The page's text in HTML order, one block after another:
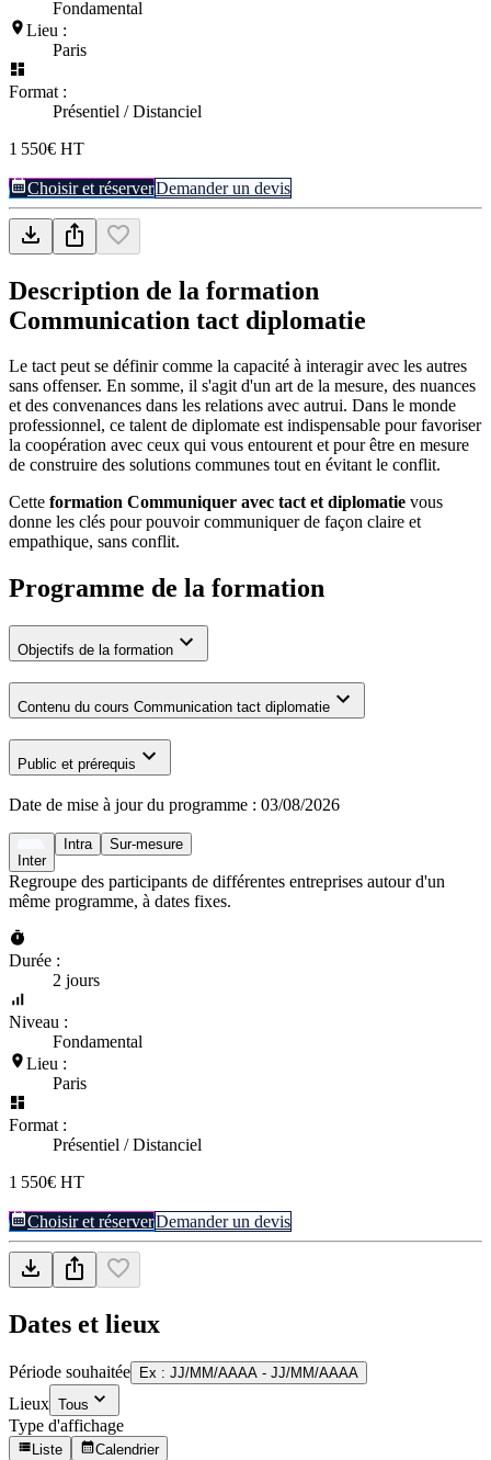
Fondamental
Lieu :
Paris
Format :
Présentiel / Distanciel
1 550€ HT
Choisir et réserverDemander un devis
Description de la formation
Communication tact diplomatie
Le tact peut se définir comme la capacité à interagir avec les autres
sans offenser. En somme, il s'agit d'un art de la mesure, des nuances
et des convenances dans les relations avec autrui. Dans le monde
professionnel, ce talent de diplomate est indispensable pour favoriser
la coopération avec ceux qui vous entourent et pour être en mesure
de construire des solutions communes tout en évitant le conflit.
Cette formation Communiquer avec tact et diplomatie vous
donne les clés pour pouvoir communiquer de façon claire et
empathique, sans conflit.
Programme de la formation
Objectifs de la formation
Contenu du cours Communication tact diplomatie
Public et prérequis
Date de mise à jour du programme : 03/08/2026
Inter
Intra Sur-mesure
Regroupe des participants de différentes entreprises autour d'un
même programme, à dates fixes.
Durée :
2 jours
Niveau :
Fondamental
Lieu :
Paris
Format :
Présentiel / Distanciel
1 550€ HT
Choisir et réserverDemander un devis
Dates et lieux
Période souhaitée Ex : JJ/MM/AAAA - JJ/MM/AAAA
Lieux Tous
Type d'affichage
Liste Calendrier